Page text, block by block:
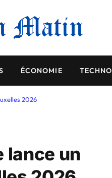
ÉCONOMIE
2026
lance un